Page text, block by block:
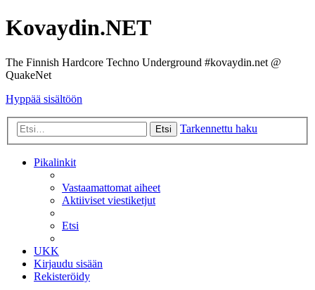
Kovaydin.NET
The Finnish Hardcore Techno Underground #kovaydin.net @
QuakeNet
Hyppää sisältöön
Etsi Tarkennettu haku
Pikalinkit
Vastaamattomat aiheet
Aktiiviset viestiketjut
Etsi
UKK
Kirjaudu sisään
Rekisteröidy